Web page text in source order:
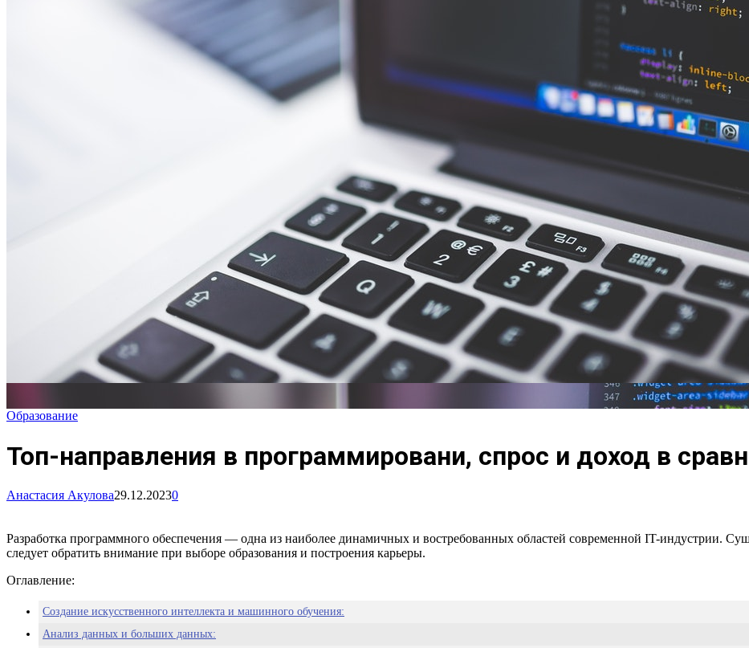
Образование
Топ-направления в программировани, спрос и доход в
Анастасия Акулова29.12.20230
Разработка программного обеспечения — одна из наиболее динамичных и востребованных областей современной IT-индустрии.
следует обратить внимание при выборе образования и построения карьеры.
Оглавление:
Создание искусственного интеллекта и машинного обучения:
Анализ данных и больших данных: